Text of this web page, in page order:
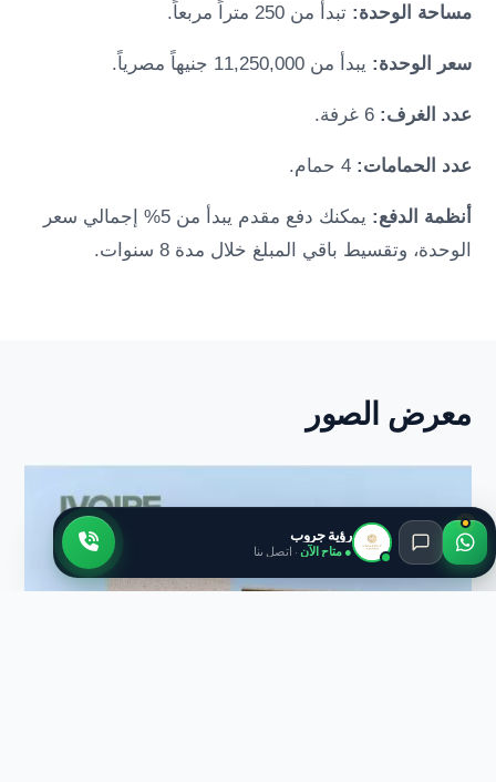
مساحة الوحدة:تبدأ من 250 متراً مربعاً.
سعر الوحدة: يبدأ من 11,250,000 جنيهاً مصرياً.
عدد الغرف: 6 غرفة.
عدد الحمامات: 4 حمام.
أنظمة الدفع:
يمكنك دفع مقدم يبدأ من 5% إجمالي سعر
الوحدة، وتقسيط باقي المبلغ خلال مدة 8 سنوات.
معرض الصور
رؤية جروب
● متاح الآن · اتصل بنا